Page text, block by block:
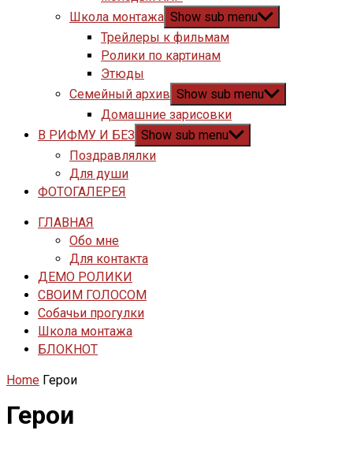
Школа монтажа Show sub menu
Трейлеры к фильмам
Ролики по картинам
Этюды
Семейный архив Show sub menu
Домашние зарисовки
В РИФМУ И БЕЗ Show sub menu
Поздравлялки
Для души
ФОТОГАЛЕРЕЯ
ГЛАВНАЯ
Обо мне
Для контакта
ДЕМО РОЛИКИ
СВОИМ ГОЛОСОМ
Собачьи прогулки
Школа монтажа
БЛОКНОТ
Home Герои
Герои